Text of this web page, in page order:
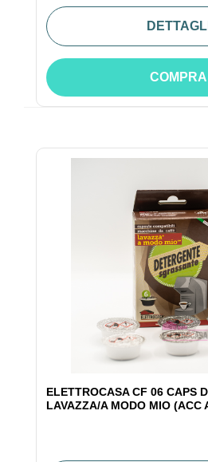
DETTAGLI
COMPRA
ELETTROCASA CF 06 CAPS
LAVAZZA/A MODO MIO (ACC